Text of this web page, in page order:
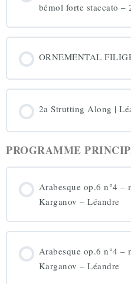
bémol forte staccato –
ORNEMENTAL
2a Strutting Along |
PROGRAMME
Arabesque op.6 n°4 –
Karganov – Léandre
Arabesque op.6 n°4 –
Karganov – Léandre